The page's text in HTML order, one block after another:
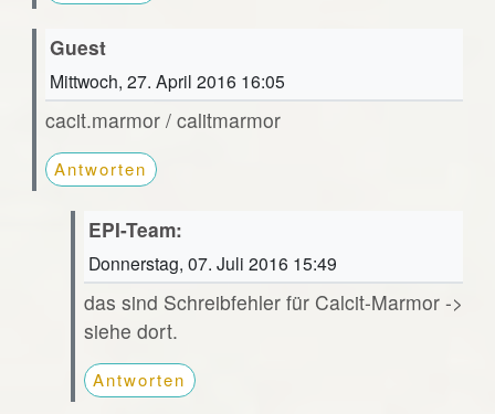
Guest
Mittwoch, 27. April 2016 16:05
cacit.marmor / calitmarmor
Antworten
EPI-Team:
Donnerstag, 07. Juli 2016 15:49
das sind Schreibfehler für Calcit-Marmor ->
siehe dort.
Antworten